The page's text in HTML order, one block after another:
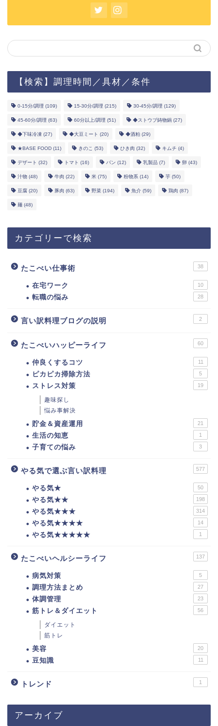
【検索】調理時間／具材／条件
0-15分/調理 (109) 15-30分/調理 (215) 30-45分/調理 (129)
45-60分/調理 (63) 60分以上/調理 (51) ◆ストウブ鋳物鍋 (27)
◆下味冷凍 (27) ◆大豆ミート (20) ◆酒粕 (29)
★BASE FOOD (11) きのこ (53) ひき肉 (32) キムチ (4)
デザート (32) トマト (16) パン (12) 乳製品 (7) 卵 (43)
汁物 (48) 牛肉 (22) 米 (75) 粉物系 (14) 芋 (50)
豆腐 (20) 豚肉 (63) 野菜 (194) 魚介 (59) 鶏肉 (87)
麺 (48)
カテゴリーで検索
たこべい仕事術 38
在宅ワーク 10
転職の悩み 28
言い訳料理ブログの説明 2
たこべいハッピーライフ 60
仲良くするコツ 11
ピカピカ掃除方法 5
ストレス対策 19
趣味探し
悩み事解決
貯金＆資産運用 21
生活の知恵 1
子育ての悩み 3
やる気で選ぶ言い訳料理 577
やる気★ 50
やる気★★ 198
やる気★★★ 314
やる気★★★★ 14
やる気★★★★★ 1
たこべいヘルシーライフ 137
病気対策 5
調理方法まとめ 27
体調管理 23
筋トレ＆ダイエット 56
ダイエット
筋トレ
美容 20
豆知識 11
トレンド 1
アーカイブ